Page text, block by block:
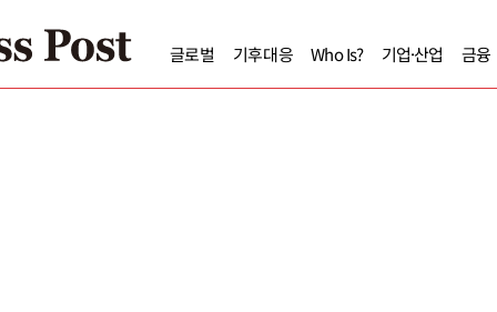
글로벌 기후대응 Who Is? 기업·산업 금융